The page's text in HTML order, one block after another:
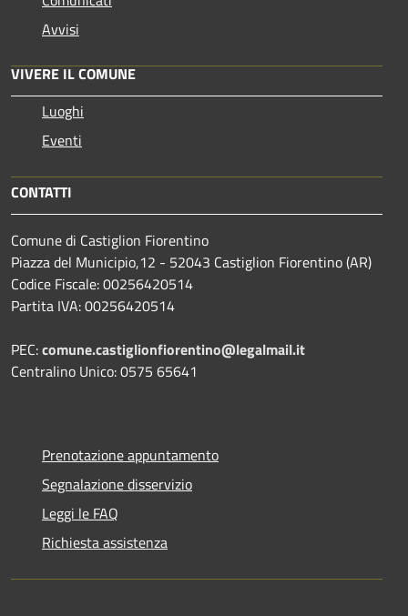
Avvisi
VIVERE IL COMUNE
Luoghi
Eventi
CONTATTI
Comune di Castiglion Fiorentino
Piazza del Municipio,12 - 52043 Castiglion Fiorentino (AR)
Codice Fiscale: 00256420514
Partita IVA: 00256420514
PEC:comune.castiglionfiorentino@legalmail.it
Centralino Unico: 0575 65641
Prenotazione appuntamento
Segnalazione disservizio
Leggi le FAQ
Richiesta assistenza